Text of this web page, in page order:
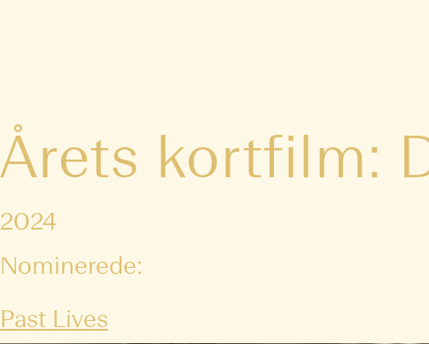
Årets kortfilm:
2024
Nominerede:
Past Lives